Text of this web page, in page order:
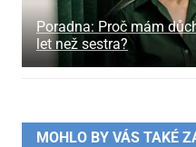
Poradna: Proč mám
let než sestra?
MOHLO BY VÁS TAKÉ